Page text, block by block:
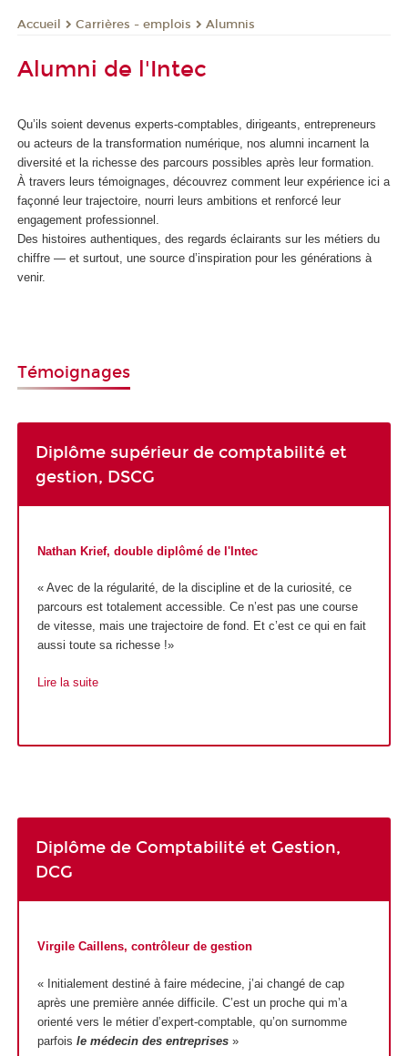
Accueil Carrières - emplois Alumnis
Alumni de l'Intec
Qu’ils soient devenus experts-comptables, dirigeants, entrepreneurs
ou acteurs de la transformation numérique, nos alumni incarnent la
diversité et la richesse des parcours possibles après leur formation.
À travers leurs témoignages, découvrez comment leur expérience ici a
façonné leur trajectoire, nourri leurs ambitions et renforcé leur
engagement professionnel.
Des histoires authentiques, des regards éclairants sur les métiers du
chiffre — et surtout, une source d’inspiration pour les générations à
venir.
Témoignages
Diplôme supérieur de comptabilité et
gestion, DSCG
Nathan Krief, double diplômé de l'Intec
« Avec de la régularité, de la discipline et de la curiosité, ce
parcours est totalement accessible. Ce n’est pas une course
de vitesse, mais une trajectoire de fond. Et c’est ce qui en fait
aussi toute sa richesse !»
Lire la suite
Diplôme de Comptabilité et Gestion,
DCG
Virgile Caillens, contrôleur de gestion
« Initialement destiné à faire médecine, j’ai changé de cap
après une première année difficile. C’est un proche qui m’a
orienté vers le métier d’expert-comptable, qu’on surnomme
parfois le médecin des entreprises »